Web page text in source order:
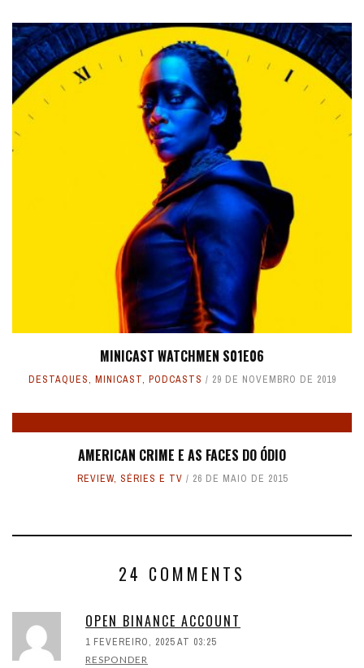
MINICAST WATCHMEN S01E06
DESTAQUES, MINICAST, PODCASTS 29 DE NOVEMBRO DE 2019
AMERICAN CRIME E AS FACES DO ÓDIO
REVIEW, SÉRIES E TV 26 DE MAIO DE 2015
24 COMMENTS
OPEN BINANCE ACCOUNT
1 FEVEREIRO, 2025 AT 03:25
RESPONDER